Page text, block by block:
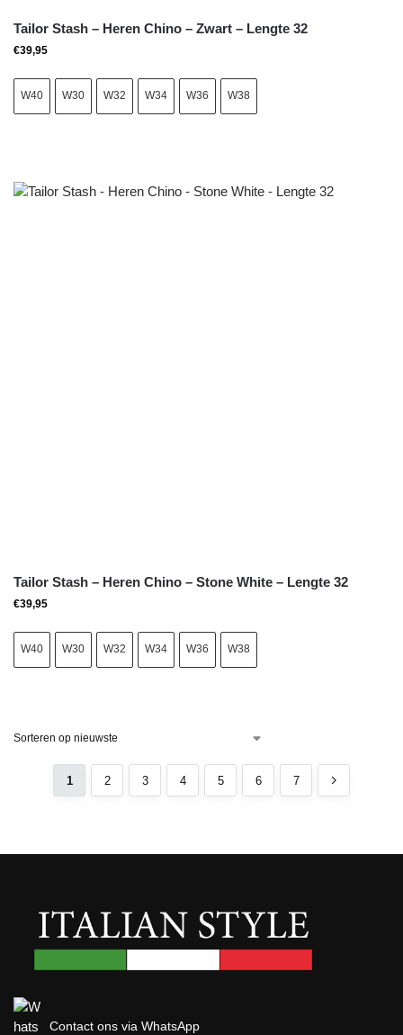
Tailor Stash – Heren Chino – Zwart – Lengte 32
€39,95
W40 W30 W32 W34 W36 W38
Tailor Stash – Heren Chino – Stone White – Lengte 32
€39,95
W40 W30 W32 W34 W36 W38
1 2 3 4 5 6 7
Contact ons via WhatsApp